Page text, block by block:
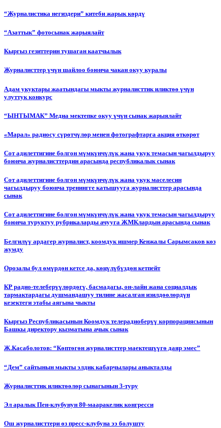
“Журналистика негиздери” китеби жарык көрдү
“Азаттык” фотосынак жарыялайт
Кыргыз гезиттерин тушаган каатчылык
Журналисттер үчүн шайлоо боюнча чакан окуу куралы
Адам укуктары жаатындагы мыкты журналисттик иликтөө үчүн
улуттук конкурс
“ЫНТЫМАК” Медиа мектепке окуу үчүн сынак жарыялайт
«Марал» радиосу сүрөтчүлөр менен фотографтарга акция өткөрөт
Сот адилеттигине болгон мүмкүнчүлүк жана укук темасын чагылдыруу
боюнча журналисттердин арасында республикалык сынак
Сот адилеттигине болгон мүмкүнчүлүк жана укук маселесин
чагылдыруу боюнча тренингге катышууга журналисттер арасында
сынак
Сот адилеттигине болгон мүмкүнчүлүк жана укук темасын чагылдыруу
боюнча туруктуу рубрикаларды ачууга ЖМКлардын арасында сынак
Белгилүү ардагер журналист, коомдук ишмер Кенжалы Сарымсаков көз
жумду
Орозалы бул өмүрдөн кетсе да, көңүлүбүздөн кетпейт
КР радио-телеберүүлөрдөгү, басмадагы, он-лайн жана социалдык
тармактардагы душмандашуу тилине жасалган изилдөөлөрдүн
кезектеги этабы аягына чыкты
Кыргыз Республикасынын Коомдук телерадиоберүү корпорациясынын
Башкы директору кызматына ачык сынак
Ж.Касаболотов: “Көптөгөн журналисттер маектешүүгө даяр эмес”
“Дем” сайтынын мыкты элдик кабарчылары аныкталды
Журналисттик иликтөөлөр сынагынын 3-туру
Эл аралык Пен-клубунун 80-мааракелик конгресси
Ош журналисттери өз пресс-клубуна ээ болушту